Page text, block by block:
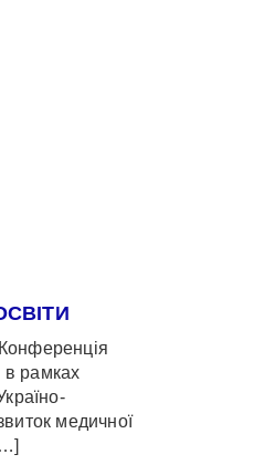
в рамках
медичної